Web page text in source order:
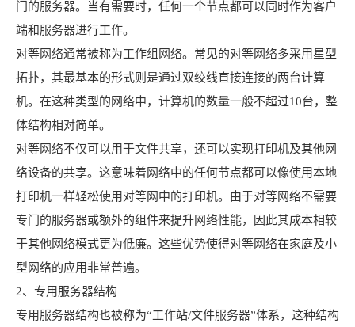
门的服务器。当有需要时，任何一个节点都可以同时作为客户
端和服务器进行工作。
对等网络通常被称为工作组网络。常见的对等网络多采用星型
拓扑，其最基本的形式则是通过双绞线直接连接的两台计算
机。在这种类型的网络中，计算机的数量一般不超过10台，整
体结构相对简单。
对等网络不仅可以用于文件共享，还可以实现打印机及其他网
络设备的共享。这意味着网络中的任何节点都可以像使用本地
打印机一样轻松使用对等网中的打印机。由于对等网络不需要
专门的服务器或额外的组件来提升网络性能，因此其成本相较
于其他网络模式更为低廉。这些优势使得对等网络在家庭及小
型网络的应用非常普遍。
2、专用服务器结构
专用服务器结构也被称为“工作站/文件服务器”体系，这种结构